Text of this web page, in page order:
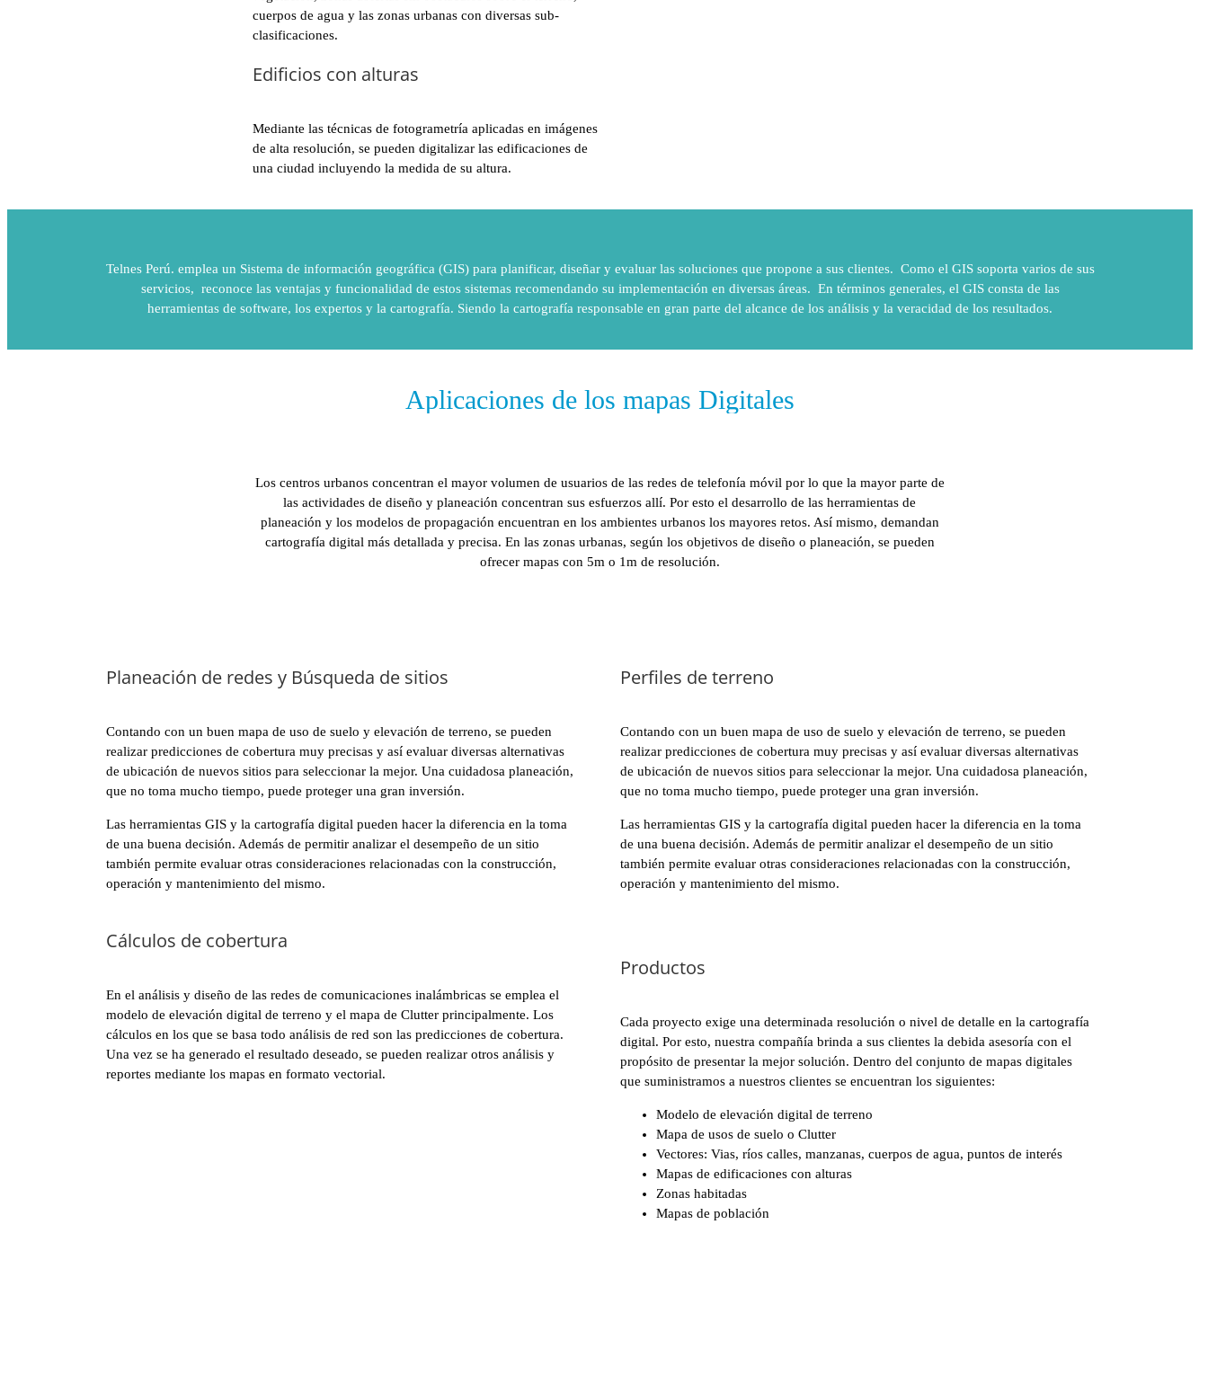
cuerpos de agua y las zonas urbanas con diversas sub-
clasificaciones.
Edificios con alturas
Mediante las técnicas de fotogrametría aplicadas en imágenes
de alta resolución, se pueden digitalizar las edificaciones de
una ciudad incluyendo la medida de su altura.
Telnes Perú. emplea un Sistema de información geográfica (GIS) para planificar, diseñar y evaluar las soluciones que propone a sus clientes. Como el GIS soporta varios de sus
servicios, reconoce las ventajas y funcionalidad de estos sistemas recomendando su implementación en diversas áreas. En términos generales, el GIS consta de las
herramientas de software, los expertos y la cartografía. Siendo la cartografía responsable en gran parte del alcance de los análisis y la veracidad de los resultados.
Aplicaciones de los mapas Digitales
Los centros urbanos concentran el mayor volumen de usuarios de las redes de telefonía móvil por lo que la mayor parte de
las actividades de diseño y planeación concentran sus esfuerzos allí. Por esto el desarrollo de las herramientas de
planeación y los modelos de propagación encuentran en los ambientes urbanos los mayores retos. Así mismo, demandan
cartografía digital más detallada y precisa. En las zonas urbanas, según los objetivos de diseño o planeación, se pueden
ofrecer mapas con 5m o 1m de resolución.
Planeación de redes y Búsqueda de sitios
Contando con un buen mapa de uso de suelo y elevación de terreno, se pueden
realizar predicciones de cobertura muy precisas y así evaluar diversas alternativas
de ubicación de nuevos sitios para seleccionar la mejor. Una cuidadosa planeación,
que no toma mucho tiempo, puede proteger una gran inversión.
Las herramientas GIS y la cartografía digital pueden hacer la diferencia en la toma
de una buena decisión. Además de permitir analizar el desempeño de un sitio
también permite evaluar otras consideraciones relacionadas con la construcción,
operación y mantenimiento del mismo.
Perfiles de terreno
Contando con un buen mapa de uso de suelo y elevación de terreno, se pueden
realizar predicciones de cobertura muy precisas y así evaluar diversas alternativas
de ubicación de nuevos sitios para seleccionar la mejor. Una cuidadosa planeación,
que no toma mucho tiempo, puede proteger una gran inversión.
Las herramientas GIS y la cartografía digital pueden hacer la diferencia en la toma
de una buena decisión. Además de permitir analizar el desempeño de un sitio
también permite evaluar otras consideraciones relacionadas con la construcción,
operación y mantenimiento del mismo.
Cálculos de cobertura
En el análisis y diseño de las redes de comunicaciones inalámbricas se emplea el
modelo de elevación digital de terreno y el mapa de Clutter principalmente. Los
cálculos en los que se basa todo análisis de red son las predicciones de cobertura.
Una vez se ha generado el resultado deseado, se pueden realizar otros análisis y
reportes mediante los mapas en formato vectorial.
Productos
Cada proyecto exige una determinada resolución o nivel de detalle en la cartografía
digital. Por esto, nuestra compañía brinda a sus clientes la debida asesoría con el
propósito de presentar la mejor solución. Dentro del conjunto de mapas digitales
que suministramos a nuestros clientes se encuentran los siguientes:
Modelo de elevación digital de terreno
Mapa de usos de suelo o Clutter
Vectores: Vias, ríos calles, manzanas, cuerpos de agua, puntos de interés
Mapas de edificaciones con alturas
Zonas habitadas
Mapas de población